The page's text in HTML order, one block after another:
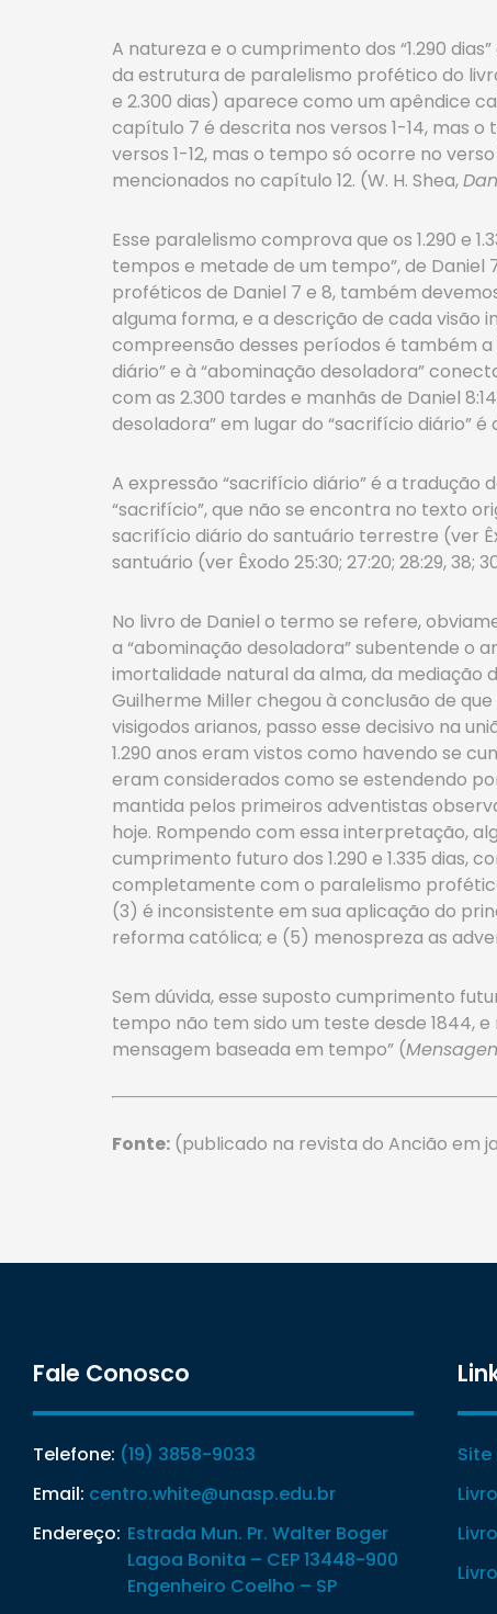
A natureza e o cumprimento dos “1.290
da estrutura de paralelismo profético do
e 2.300 dias) aparece como um apêndice
capítulo 7 é descrita nos versos 1-14, mas
versos 1-12, mas o tempo só ocorre no
mencionados no capítulo 12. (W. H. Shea,
Esse paralelismo comprova que os 1.290 e
tempos e metade de um tempo”, de Daniel
proféticos de Daniel 7 e 8, também
alguma forma, e a descrição de cada
compreensão desses períodos é também a
diário” e à “abominação desoladora”
com as 2.300 tardes e manhãs de Daniel
desoladora” em lugar do “sacrifício diário” é
A expressão “sacrifício diário” é a tradução
“sacrifício”, que não se encontra no texto
sacrifício diário do santuário terrestre (ver
santuário (ver Êxodo 25:30; 27:20; 28:29, 38;
No livro de Daniel o termo se refere,
a “abominação desoladora” subentende o
imortalidade natural da alma, da mediação
Guilherme Miller chegou à conclusão de
visigodos arianos, passo esse decisivo na
1.290 anos eram vistos como havendo se
eram considerados como se estendendo
mantida pelos primeiros adventistas
hoje. Rompendo com essa interpretação,
cumprimento futuro dos 1.290 e 1.335 dias,
completamente com o paralelismo
(3) é inconsistente em sua aplicação do
reforma católica; e (5) menospreza as
Sem dúvida, esse suposto cumprimento
tempo não tem sido um teste desde 1844, e
mensagem baseada em tempo” (
Fonte: (publicado na revista do Ancião em
Fale Conosco
Telefone: (19) 3858-9033
Email: centro.white@unasp.edu.br
Endereço: Estrada Mun. Pr. Walter Boger
Lagoa Bonita – CEP 13448-900
Engenheiro Coelho – SP